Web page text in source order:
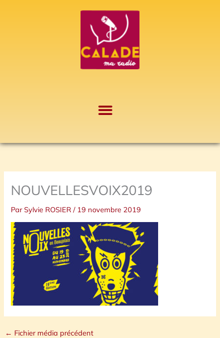
NOUVELLESVOIX2019
ParSylvie ROSIER/ 19 novembre 2019
← Fichier média précédent